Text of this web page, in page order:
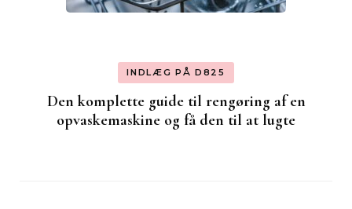
INDLÆG PÅ D825
Den komplette guide til rengøring af en
opvaskemaskine og få den til at lugte